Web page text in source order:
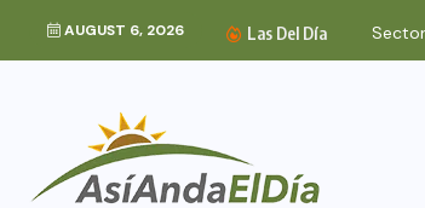
AUGUST 6, 2026 Las Del Día